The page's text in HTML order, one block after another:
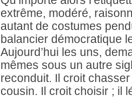
extrême, modéré,
autant de costumes
balancier démocratique
Aujourd’hui les uns,
mêmes sous un autre
reconduit. Il croit
cousin. Il croit choisir ; il